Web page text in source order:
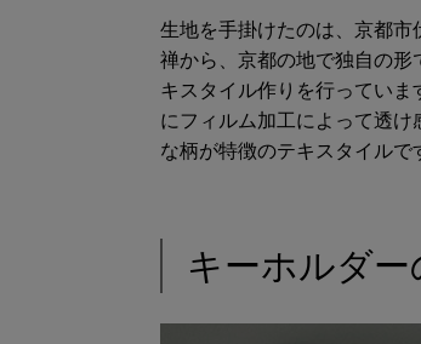
生地を手掛けたのは、京都
禅から、京都の地で独自の
キスタイル作りを行ってい
にフィルム加工によって透け
な柄が特徴のテキスタイルで
キーホルダ